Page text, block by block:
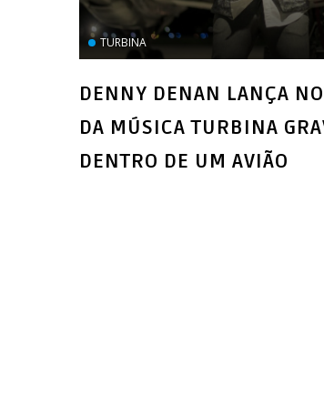
TURBINA
DENNY DENAN LANÇA
DA MÚSICA TURBINA
DENTRO DE UM AVIÃO